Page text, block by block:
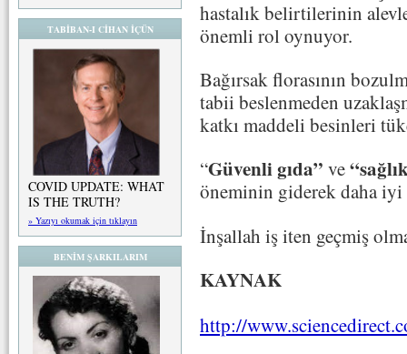
TABİBAN-I CİHAN İÇÜN
COVID UPDATE: WHAT
IS THE TRUTH?
» Yazıyı okumak için tıklayın
BENİM ŞARKILARIM
hastalık belirtilerinin
önemli rol oynuyor.
Bağırsak florasının
tabii beslenmeden
katkı maddeli besinleri
“Güvenli gıda” ve
öneminin giderek daha iyi
İnşallah iş iten geçmiş
KAYNAK
http://